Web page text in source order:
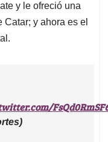
y le ofreció una
y ahora es el